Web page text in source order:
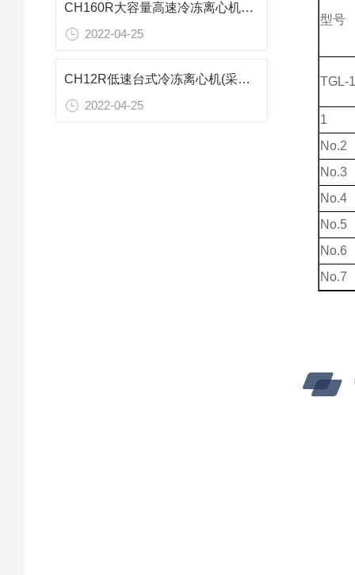
CH160R大容量高速冷冻离心机技术特点
2022-04-25
CH12R低速台式冷冻离心机(采血车专用)参数
2022-04-25
型号
TGL-
1
No.2
No.3
No.4
No.5
No.6
No.7